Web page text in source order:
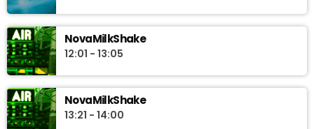
NovaMilkShake
12:01 - 13:05
NovaMilkShake
13:21 - 14:00